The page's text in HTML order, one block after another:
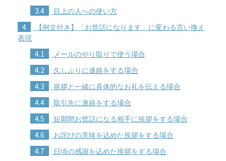
3.4 目上の人への使い方
4
【例文付き】「お世話になります」に変わる言い換え
表現
4.1 メールのやり取りで使う場合
4.2 久しぶりに連絡をする場合
4.3 挨拶と一緒に具体的なお礼を伝える場合
4.4 取引先に連絡をする場合
4.5 短期間お世話になる相手に挨拶をする場合
4.6 お詫びの意味を込めた挨拶をする場合
4.7 日頃の感謝を込めた挨拶をする場合